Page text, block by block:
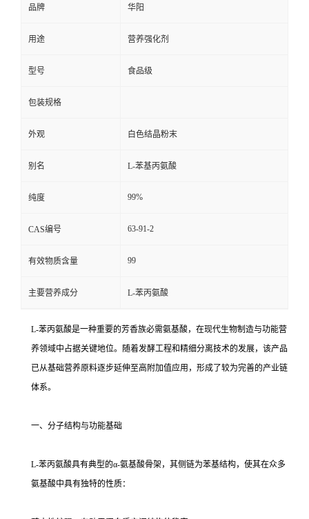
品牌 华阳
用途 营养强化剂
型号 食品级
包装规格
外观 白色结晶粉末
别名 L-苯基丙氨酸
纯度 99%
CAS编号 63-91-2
有效物质含量 99
主要营养成分 L-苯丙氨酸
L-苯丙氨酸是一种重要的芳香族必需氨基酸，在现代生物制造与功能营
养领域中占据关键地位。随着发酵工程和精细分离技术的发展，该产品
已从基础营养原料逐步延伸至高附加值应用，形成了较为完善的产业链
体系。
一、分子结构与功能基础
L-苯丙氨酸具有典型的α-氨基酸骨架，其侧链为苯基结构，使其在众多
氨基酸中具有独特的性质：